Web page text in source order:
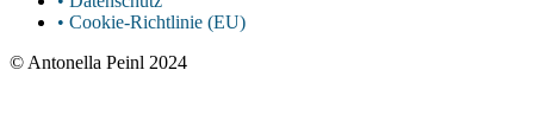
window
• Cookie-Richtlinie (EU)
© Antonella Peinl 2024